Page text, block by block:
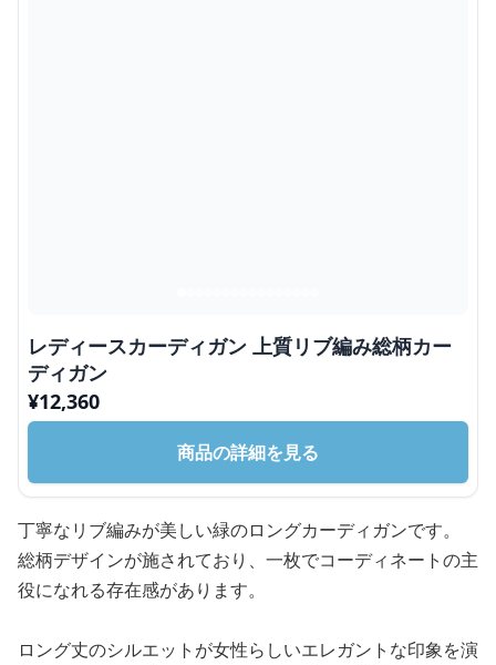
レディースカーディガン 上質リブ編み総柄カー
ディガン
¥12,360
商品の詳細を見る
丁寧なリブ編みが美しい緑のロングカーディガンです。
総柄デザインが施されており、一枚でコーディネートの主
役になれる存在感があります。
ロング丈のシルエットが女性らしいエレガントな印象を演